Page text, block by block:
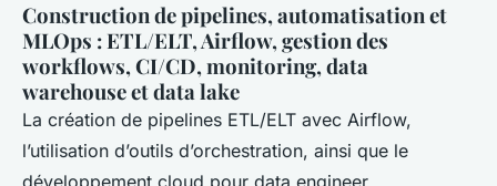
Construction de pipelines, automatisation et
MLOps : ETL/ELT, Airflow, gestion des
workflows, CI/CD, monitoring, data
warehouse et data lake
La création de pipelines ETL/ELT avec Airflow,
l’utilisation d’outils d’orchestration, ainsi que le
développement cloud pour data engineer